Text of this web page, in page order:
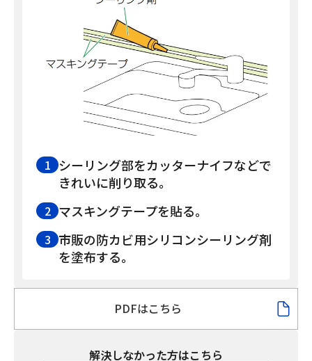
1 シーリング部をカッターナイフなどで
きれいに削り取る。
2 マスキングテープを貼る。
3 市販の防カビ用シリコンシーリング剤
を塗布する。
PDFはこちら
解決しなかった方はこちら